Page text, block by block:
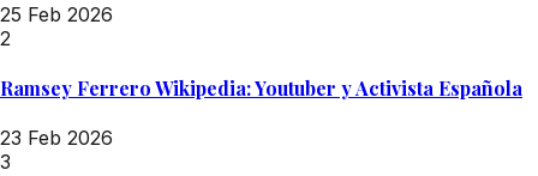
25 Feb 2026
2
Ramsey Ferrero Wikipedia: Youtuber y Activista Española
23 Feb 2026
3